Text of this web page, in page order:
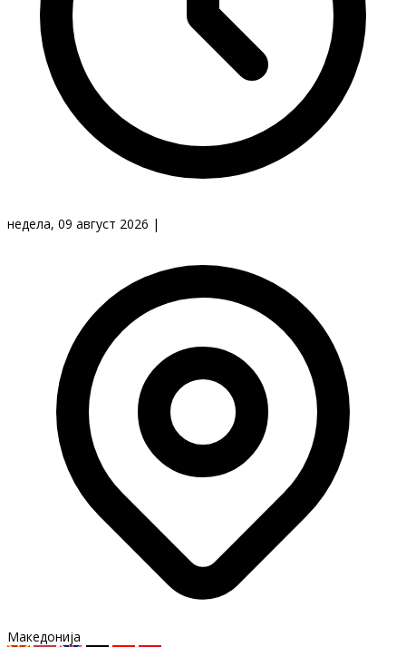
недела, 09 август 2026 |
Македонија